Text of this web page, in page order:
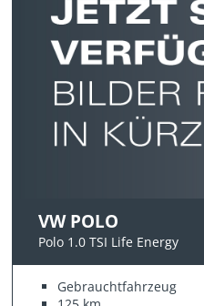
VW POLO
Polo 1.0 TSI Life Energy
Gebrauchtfahrzeug